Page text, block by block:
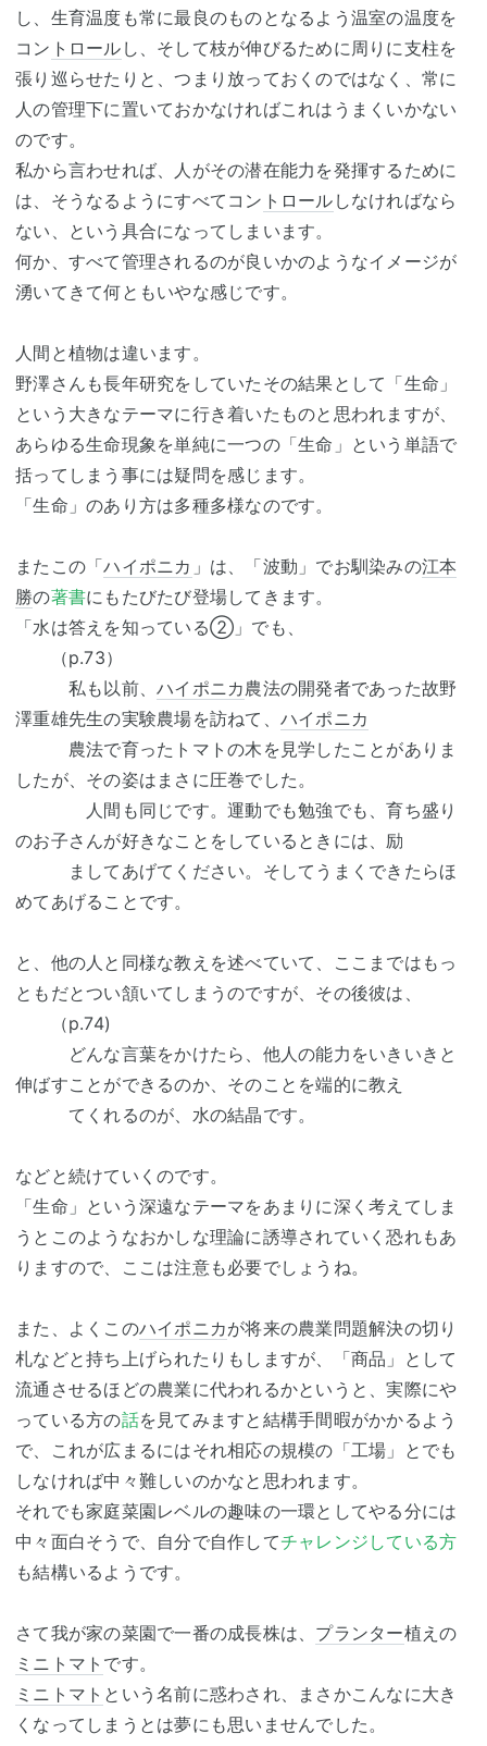
し、生育温度も常に最良のものとなるよう温室の温度を
コン トロール し、そして枝が伸びるために周りに支柱を
張り巡らせたりと、つまり放っておくのではなく、常に
人の管理下に置いておかなければこれはうまくいかない
のです。
私から言わせれば、人がその潜在能力を発揮するために
は、そうなるようにすべてコン トロール しなければなら
ない、という具合になってしまいます。
何か、すべて管理されるのが良いかのようなイメージが
湧いてきて何ともいやな感じです。
人間と植物は違います。
野澤さんも長年研究をしていたその結果として「生命」
という大きなテーマに行き着いたものと思われますが、
あらゆる生命現象を単純に一つの「生命」という単語で
括ってしまう事には疑問を感じます。
「生命」のあり方は多種多様なのです。
またこの「ハイポニカ 」は、「波動」でお馴染みの江本
勝の著書にもたびたび登場してきます。
「水は答えを知っている②」でも、
（p.73）
私も以前、 ハイポニカ農法の開発者であった故野
澤重雄先生の実験農場を訪ねて、 ハイポニカ
農法で育ったトマトの木を見学したことがありま
したが、その姿はまさに圧巻でした。
人間も同じです。運動でも勉強でも、育ち盛り
のお子さんが好きなことをしているときには、励
ましてあげてください。そしてうまくできたらほ
めてあげることです。
と、他の人と同様な教えを述べていて、ここまではもっ
ともだとつい頷いてしまうのですが、その後彼は、
（p.74)
どんな言葉をかけたら、他人の能力をいきいきと
伸ばすことができるのか、そのことを端的に教え
てくれるのが、水の結晶です。
などと続けていくのです。
「生命」という深遠なテーマをあまりに深く考えてしま
うとこのようなおかしな理論に誘導されていく恐れもあ
りますので、ここは注意も必要でしょうね。
また、よくこのハイポニカが将来の農業問題解決の切り
札などと持ち上げられたりもしますが、「商品」として
流通させるほどの農業に代われるかというと、実際にや
っている方の話を見てみますと結構手間暇がかかるよう
で、これが広まるにはそれ相応の規模の「工場」とでも
しなければ中々難しいのかなと思われます。
それでも家庭菜園レベルの趣味の一環としてやる分には
中々面白そうで、自分で自作してチャレンジしている方
も結構いるようです。
さて我が家の菜園で一番の成長株は、 プランター植えの
ミニトマト です。
ミニトマト という名前に惑わされ、まさかこんなに大き
くなってしまうとは夢にも思いませんでした。